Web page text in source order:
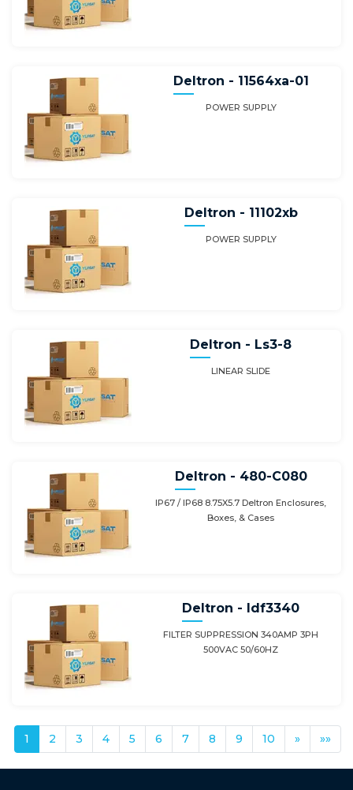
Deltron - 11564xa-01
POWER SUPPLY
Deltron - 11102xb
POWER SUPPLY
Deltron - Ls3-8
LINEAR SLIDE
Deltron - 480-C080
IP67 / IP68 8.75X5.7 Deltron Enclosures,
Boxes, & Cases
Deltron - Idf3340
FILTER SUPPRESSION 340AMP 3PH
500VAC 50/60HZ
1 2 3 4 5 6 7 8 9 10 » »»